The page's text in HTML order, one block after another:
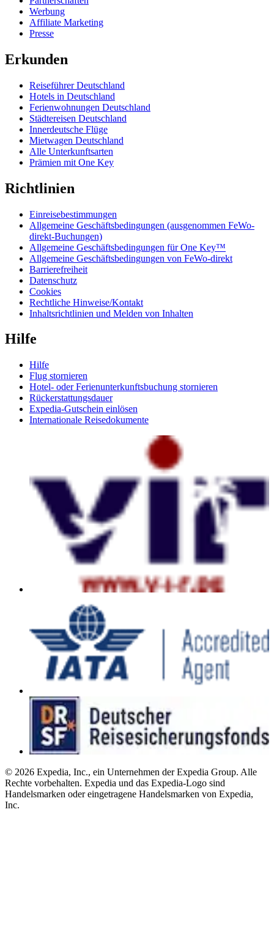
Werbung
Affiliate Marketing
Presse
Erkunden
Reiseführer Deutschland
Hotels in Deutschland
Ferienwohnungen Deutschland
Städtereisen Deutschland
Innerdeutsche Flüge
Mietwagen Deutschland
Alle Unterkunftsarten
Prämien mit One Key
Richtlinien
Einreisebestimmungen
Allgemeine Geschäftsbedingungen (ausgenommen FeWo-
direkt-Buchungen)
Allgemeine Geschäftsbedingungen für One Key™
Allgemeine Geschäftsbedingungen von FeWo-direkt
Barrierefreiheit
Datenschutz
Cookies
Rechtliche Hinweise/Kontakt
Inhaltsrichtlinien und Melden von Inhalten
Hilfe
Hilfe
Flug stornieren
Hotel- oder Ferienunterkunftsbuchung stornieren
Rückerstattungsdauer
Expedia-Gutschein einlösen
Internationale Reisedokumente
© 2026 Expedia, Inc., ein Unternehmen der Expedia Group. Alle
Rechte vorbehalten. Expedia und das Expedia-Logo sind
Handelsmarken oder eingetragene Handelsmarken von Expedia,
Inc.